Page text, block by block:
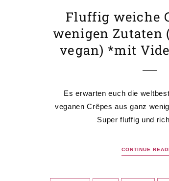
Fluffig weiche
wenigen Zutaten
vegan) *mit
Es erwarten euch die
veganen Crêpes aus ganz
Super fluffig und
CONTINUE